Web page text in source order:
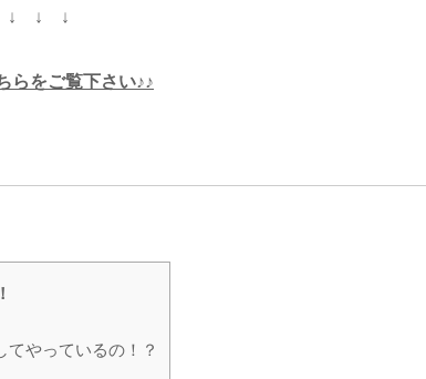
↓ ↓ ↓
らをご覧下さい♪♪
やっているの！？